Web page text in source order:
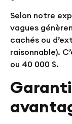
Selon notre
vagues
cachés ou
raisonnable).
ou 40 000 $.